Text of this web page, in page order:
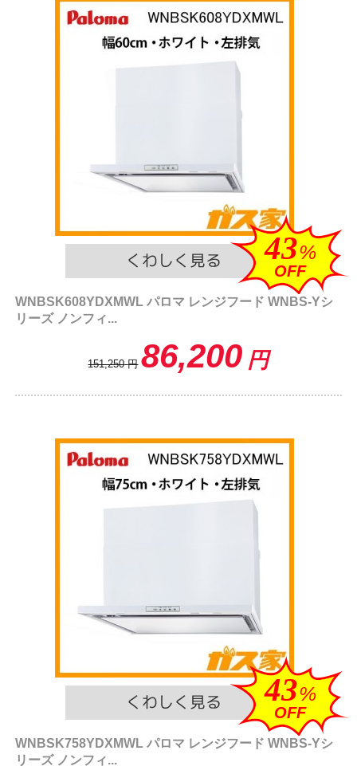
43%
OFF
WNBSK608YDXMWL パロマ レンジフード WNBS-Yシ
リーズ ノンフィ...
151,250 円 86,200 円
43%
OFF
WNBSK758YDXMWL パロマ レンジフード WNBS-Yシ
リーズ ノンフィ...